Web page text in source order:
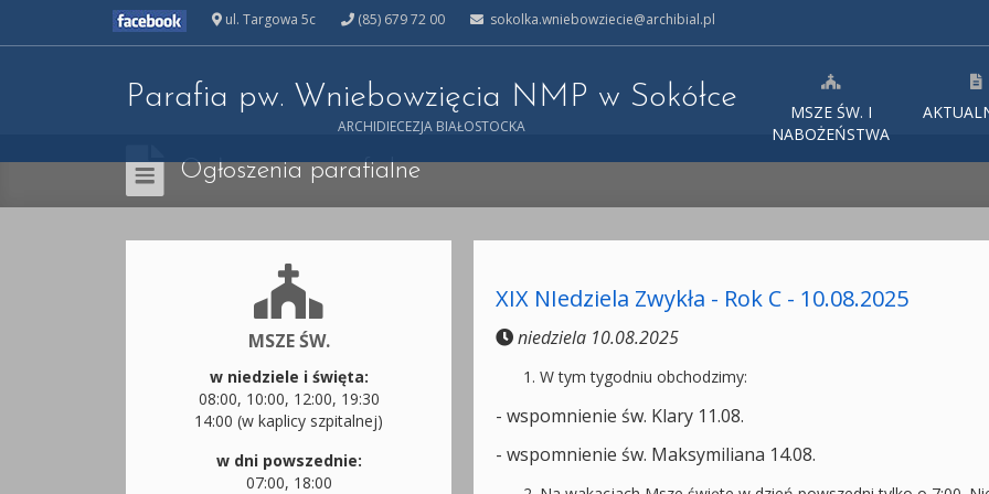
ul. Targowa 5c (85) 679 72 00 sokolka.wniebowziecie@archibial.pl
Parafia pw. Wniebowzięcia NMP w Sokółce
ARCHIDIECEZJA BIAŁOSTOCKA
MSZE ŚW. I
NABOŻEŃSTWA
Ogłoszenia parafialne
MSZE ŚW.
w niedziele i święta:
08:00, 10:00, 12:00, 19:30
14:00 (w kaplicy szpitalnej)
w dni powszednie:
07:00, 18:00
XIX NIedziela Zwykła - Rok C - 10.08.2025
niedziela 10.08.2025
W tym tygodniu obchodzimy:
- wspomnienie św. Klary 11.08.
- wspomnienie św. Maksymiliana 14.08.